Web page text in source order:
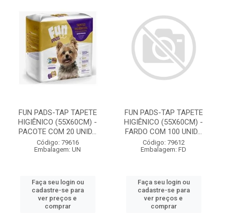
FUN PADS-TAP TAPETE
HIGIÊNICO (55X60CM) -
PACOTE COM 20 UNID...
Código: 79616
Embalagem: UN
Faça seu login ou
cadastre-se para
ver preços e
comprar
FUN PADS-TAP TAPETE
HIGIÊNICO (55X60CM) -
FARDO COM 100 UNID...
Código: 79612
Embalagem: FD
Faça seu login ou
cadastre-se para
ver preços e
comprar